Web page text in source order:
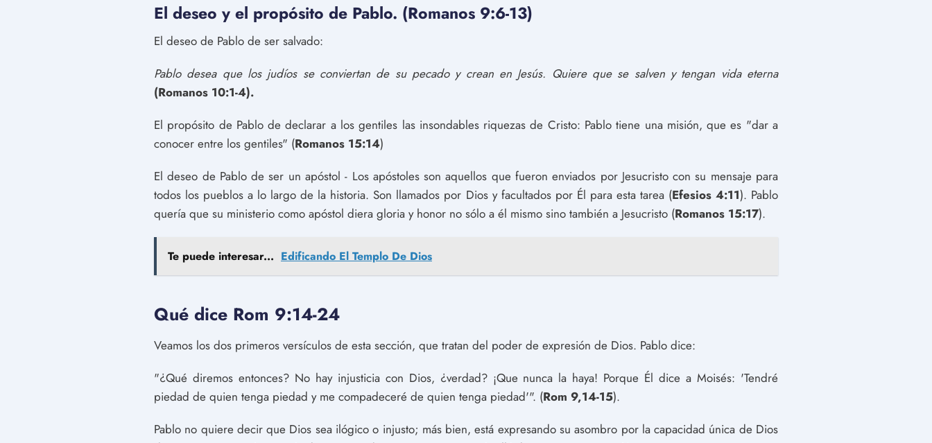
El deseo y el propósito de Pablo. (Romanos 9:6-13)
El deseo de Pablo de ser salvado:
Pablo desea que los judíos se conviertan de su pecado y crean en Jesús. Quiere que se salven y tengan vida eterna
(Romanos 10:1-4).
El propósito de Pablo de declarar a los gentiles las insondables riquezas de Cristo: Pablo tiene una misión, que es "dar a
conocer entre los gentiles" (Romanos 15:14)
El deseo de Pablo de ser un apóstol - Los apóstoles son aquellos que fueron enviados por Jesucristo con su mensaje para
todos los pueblos a lo largo de la historia. Son llamados por Dios y facultados por Él para esta tarea (Efesios 4:11). Pablo
quería que su ministerio como apóstol diera gloria y honor no sólo a él mismo sino también a Jesucristo (Romanos 15:17).
Te puede interesar... Edificando El Templo De Dios
Qué dice Rom 9:14-24
Veamos los dos primeros versículos de esta sección, que tratan del poder de expresión de Dios. Pablo dice:
"¿Qué diremos entonces? No hay injusticia con Dios, ¿verdad? ¡Que nunca la haya! Porque Él dice a Moisés: 'Tendré
piedad de quien tenga piedad y me compadeceré de quien tenga piedad'". (Rom 9,14-15).
Pablo no quiere decir que Dios sea ilógico o injusto; más bien, está expresando su asombro por la capacidad única de Dios